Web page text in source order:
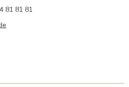
81 81 81